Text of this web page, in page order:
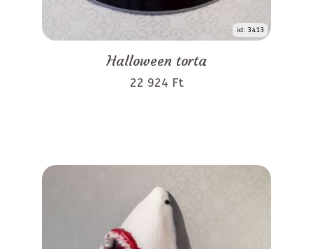
id: 3413
Halloween torta
22 924 Ft